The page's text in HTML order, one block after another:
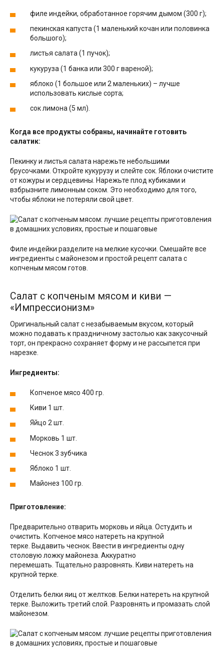
филе индейки, обработанное горячим дымом (300 г);
пекинская капуста (1 маленький кочан или половинка
большого);
листья салата (1 пучок);
кукуруза (1 банка или 300 г вареной);
яблоко (1 большое или 2 маленьких) – лучше
использовать кислые сорта;
сок лимона (5 мл).
Когда все продукты собраны, начинайте готовить
салатик:
Пекинку и листья салата нарежьте небольшими
брусочками. Откройте кукурузу и слейте сок. Яблоки очистите
от кожуры и сердцевины. Нарежьте плод кубиками и
взбрызните лимонным соком. Это необходимо для того,
чтобы яблоки не потеряли свой цвет.
Филе индейки разделите на мелкие кусочки. Смешайте все
ингредиенты с майонезом и простой рецепт салата с
копченым мясом готов.
Салат с копченым мясом и киви —
«Импрессионизм»
Оригинальный салат с незабываемым вкусом, который
можно подавать к праздничному застолью как закусочный
торт, он прекрасно сохраняет форму и не рассыпется при
нарезке.
Ингредиенты:
Копченое мясо 400 гр.
Киви 1 шт.
Яйцо 2 шт.
Морковь 1 шт.
Чеснок 3 зубчика
Яблоко 1 шт.
Майонез 100 гр.
Приготовление:
Предварительно отварить морковь и яйца. Остудить и
очистить. Копченое мясо натереть на крупной
терке. Выдавить чеснок. Ввести в ингредиенты одну
столовую ложку майонеза. Аккуратно
перемешать. Тщательно разровнять. Киви натереть на
крупной терке.
Отделить белки яиц от желтков. Белки натереть на крупной
терке. Выложить третий слой. Разровнять и промазать слой
майонезом.